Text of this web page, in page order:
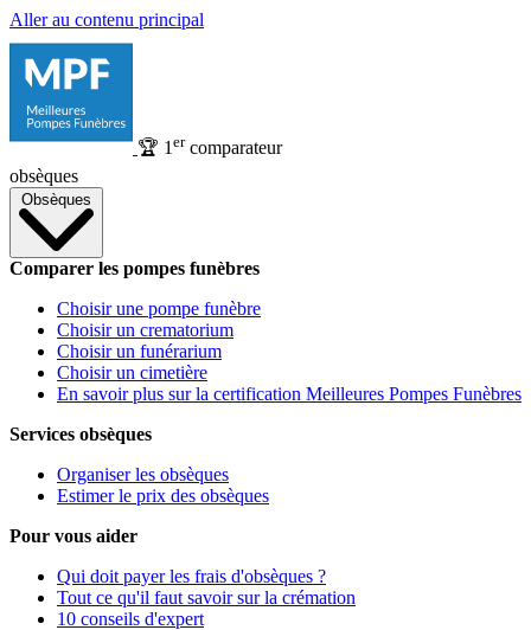
Aller au contenu principal
🏆 1 ercomparateur
obsèques
Obsèques
Comparer les pompes funèbres
Choisir une pompe funèbre
Choisir un crematorium
Choisir un funérarium
Choisir un cimetière
En savoir plus sur la certification Meilleures Pompes Funèbres
Services obsèques
Organiser les obsèques
Estimer le prix des obsèques
Pour vous aider
Qui doit payer les frais d'obsèques ?
Tout ce qu'il faut savoir sur la crémation
10 conseils d'expert